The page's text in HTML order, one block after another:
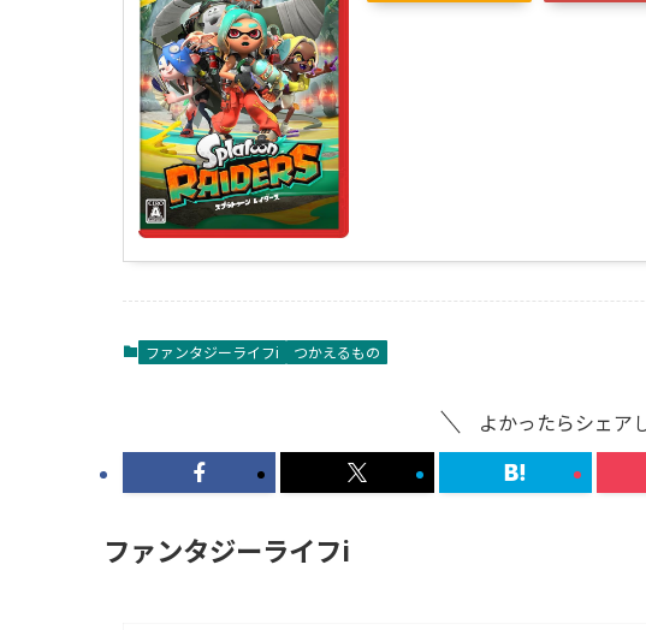
ファンタジーライフi つかえるもの
よかったらシェア
ファンタジーライフi